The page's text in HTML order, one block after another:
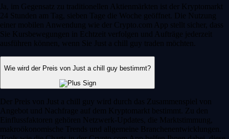
Ja, im Gegensatz zu traditionellen Aktienmärkten ist der Kryptomarkt
24 Stunden am Tag, sieben Tage die Woche geöffnet. Die Nutzung
einer mobilen Anwendung wie der Crypto.com App stellt sicher, dass
Sie Kursbewegungen in Echtzeit verfolgen und Aufträge jederzeit
ausführen können, wenn Sie Just a chill guy traden möchten.
Wie wird der Preis von Just a chill guy bestimmt?
Der Preis von Just a chill guy wird durch das Zusammenspiel von
Angebot und Nachfrage auf dem Kryptomarkt bestimmt. Zu den
Einflussfaktoren gehören Netzwerk-Updates, die Marktstimmung,
makroökonomische Trends und allgemeine Branchenentwicklungen.